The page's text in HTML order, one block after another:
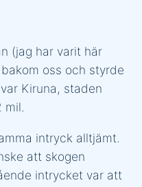
(jag har varit här
oss och styrde
Kiruna, staden
mil.
intryck alltjämt.
att skogen
intrycket var att